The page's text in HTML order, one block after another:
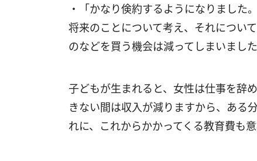
・「かなり倹約するようになりました
将来のことについて考え、それについ
のなどを買う機会は減ってしまいまし
子どもが生まれると、女性は仕事を辞
きない間は収入が減りますから、ある
れに、これからかかってくる教育費も